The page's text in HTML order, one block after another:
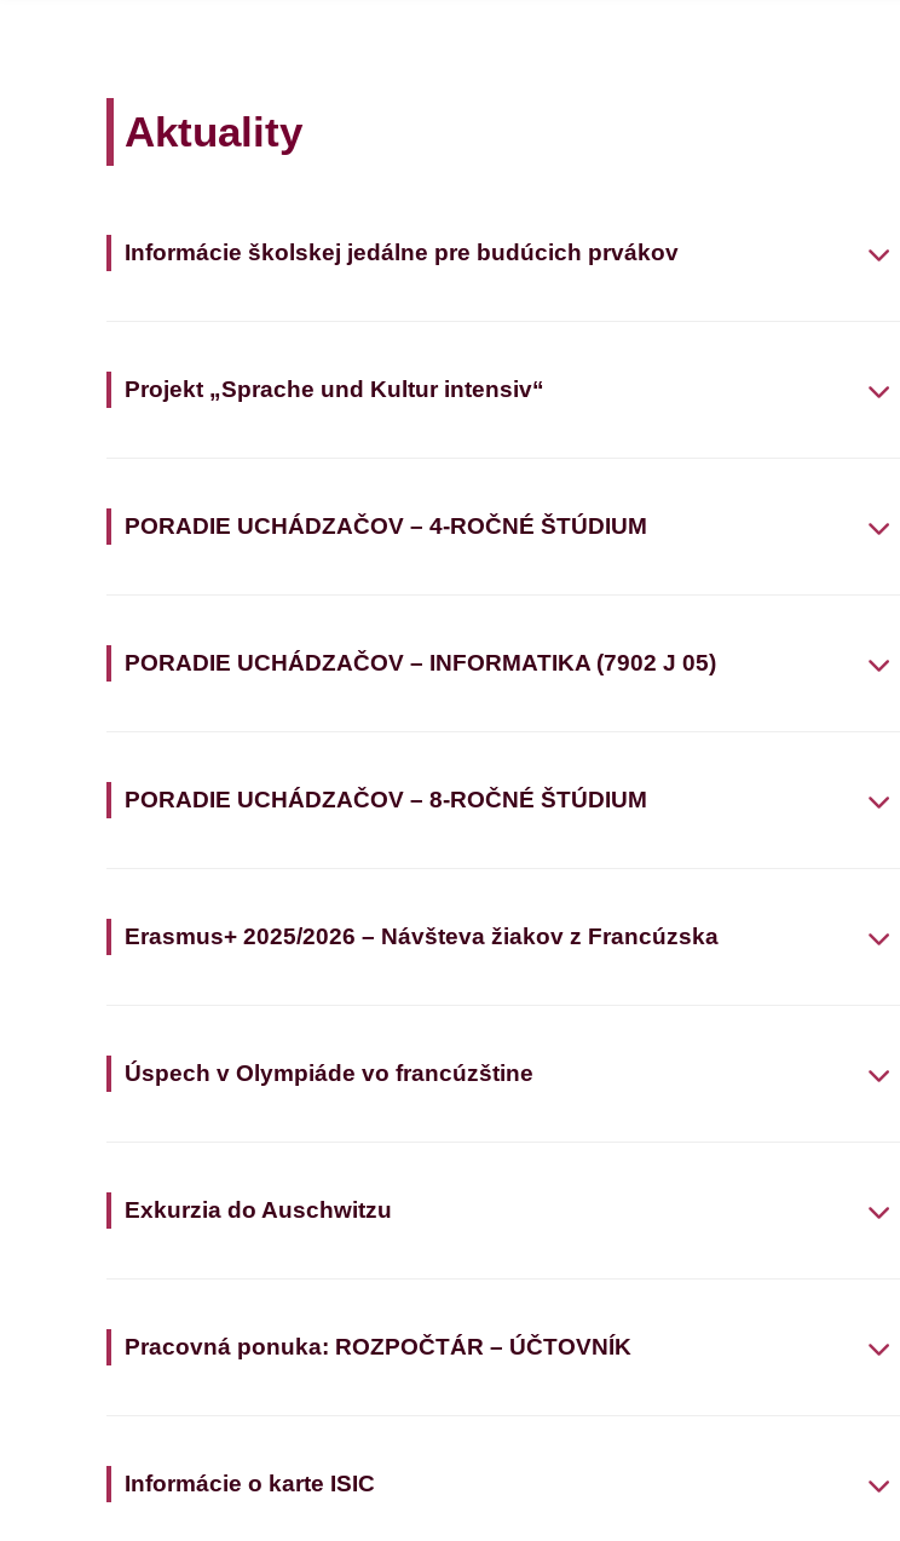
Aktuality
Informácie školskej jedálne pre budúcich prvákov
Projekt „Sprache und Kultur intensiv“
PORADIE UCHÁDZAČOV – 4-ROČNÉ ŠTÚDIUM
PORADIE UCHÁDZAČOV – INFORMATIKA (7902 J 05)
PORADIE UCHÁDZAČOV – 8-ROČNÉ ŠTÚDIUM
Erasmus+ 2025/2026 – Návšteva žiakov z Francúzska
Úspech v Olympiáde vo francúzštine
Exkurzia do Auschwitzu
Pracovná ponuka: ROZPOČTÁR – ÚČTOVNÍK
Informácie o karte ISIC